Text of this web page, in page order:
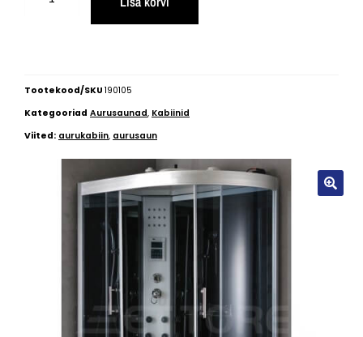
Tootekood/SKU 190105
Kategooriad Aurusaunad, Kabiinid
Viited: aurukabiin, aurusaun